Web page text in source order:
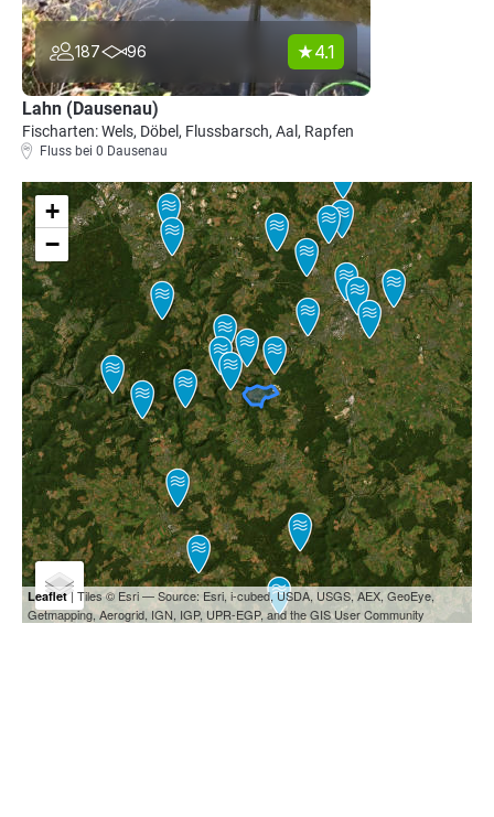
187 96 4.1
Lahn (Dausenau)
Fischarten: Wels, Döbel, Flussbarsch, Aal, Rapfen
Fluss bei 0 Dausenau
+
−
Leaflet| Tiles © Esri — Source: Esri, i-cubed, USDA, USGS, AEX, GeoEye,
Getmapping, Aerogrid, IGN, IGP, UPR-EGP, and the GIS User Community